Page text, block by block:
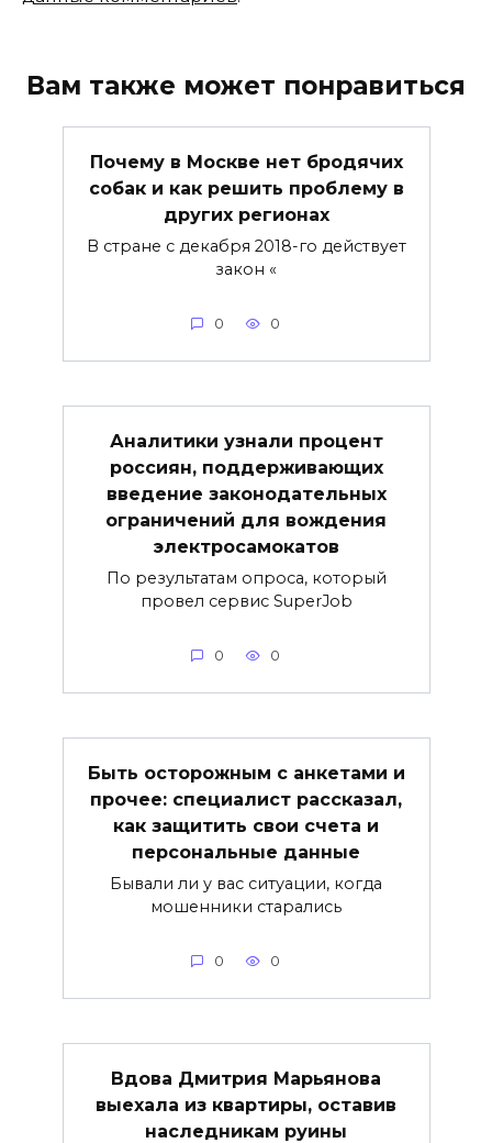
Вам также может понравиться
Почему в Москве нет бродячих
собак и как решить проблему в
других регионах
В стране с декабря 2018-го действует
закон «
0 0
Аналитики узнали процент
россиян, поддерживающих
введение законодательных
ограничений для вождения
электросамокатов
По результатам опроса, который
провел сервис SuperJob
0 0
Быть осторожным с анкетами и
прочее: специалист рассказал,
как защитить свои счета и
персональные данные
Бывали ли у вас ситуации, когда
мошенники старались
0 0
Вдова Дмитрия Марьянова
выехала из квартиры, оставив
наследникам руины